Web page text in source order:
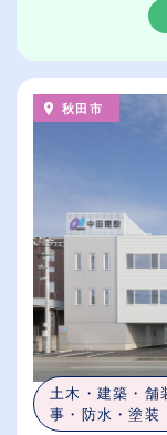
秋田市
土木・建築・舗
事・防水・塗装